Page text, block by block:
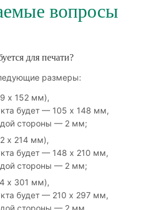
вопросы
для печати?
размеры:
х 152 мм),
будет — 105 х 148 мм,
стороны — 2 мм;
х 214 мм),
будет — 148 х 210 мм,
стороны — 2 мм;
х 301 мм),
будет — 210 х 297 мм,
стороны — 2 мм.